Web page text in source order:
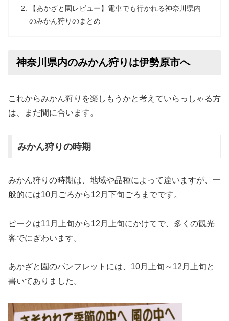
【あかざと園レビュー】電車でも行かれる神奈川県内
のみかん狩りのまとめ
神奈川県内のみかん狩りは伊勢原市へ
これからみかん狩りを楽しもうかと考えていらっしゃる方
は、まだ間に合います。
みかん狩りの時期
みかん狩りの時期は、地域や品種によって違いますが、一
般的には10月ごろから12月下旬ごろまでです。
ピークは11月上旬から12月上旬にかけてで、多くの観光
客でにぎわいます。
あかざと園のパンフレットには、10月上旬～12月上旬と
書いてありました。